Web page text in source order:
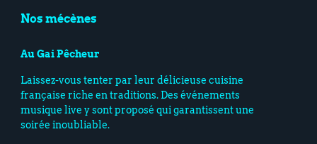
Nos mécènes
Au Gai Pêcheur
Laissez-vous tenter par leur délicieuse cuisine
française riche en traditions. Des événements
musique live y sont proposé qui garantissent une
soirée inoubliable.